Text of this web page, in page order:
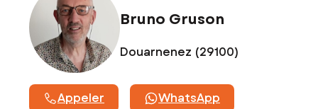
Bruno Gruson
Douarnenez (29100)
Appeler WhatsApp